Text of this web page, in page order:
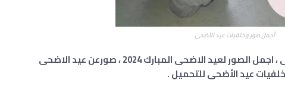
أجمل صور وخلفيات عيد الأضحى
صور عيد الاضحى، تحميل الصور عيد الاضحى ، اجمل الصور لعيد الاضحى المبارك 2024 ، صورعن عيد الاضحى
عيد الأضحى للتحميل .